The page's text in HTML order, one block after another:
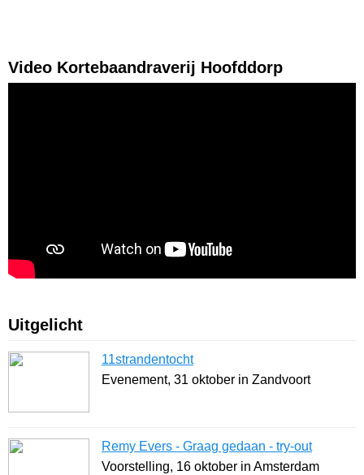
Video Kortebaandraverij Hoofddorp
Uitgelicht
11strandentocht
Evenement, 31 oktober in Zandvoort
Remy Evers - Graag gedaan - try-out
Voorstelling, 16 oktober in Amsterdam